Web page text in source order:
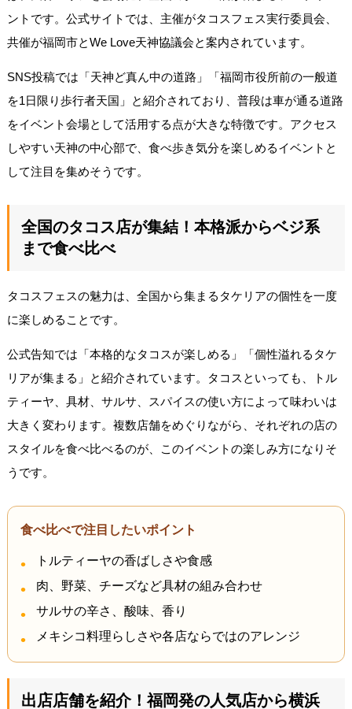
ントです。公式サイトでは、主催がタコスフェス実行委員会、
共催が福岡市とWe Love天神協議会と案内されています。
SNS投稿では「天神ど真ん中の道路」「福岡市役所前の一般道
を1日限り歩行者天国」と紹介されており、普段は車が通る道路
をイベント会場として活用する点が大きな特徴です。アクセス
しやすい天神の中心部で、食べ歩き気分を楽しめるイベントと
して注目を集めそうです。
全国のタコス店が集結！本格派からベジ系
まで食べ比べ
タコスフェスの魅力は、全国から集まるタケリアの個性を一度
に楽しめることです。
公式告知では「本格的なタコスが楽しめる」「個性溢れるタケ
リアが集まる」と紹介されています。タコスといっても、トル
ティーヤ、具材、サルサ、スパイスの使い方によって味わいは
大きく変わります。複数店舗をめぐりながら、それぞれの店の
スタイルを食べ比べるのが、このイベントの楽しみ方になりそ
うです。
食べ比べで注目したいポイント
トルティーヤの香ばしさや食感
肉、野菜、チーズなど具材の組み合わせ
サルサの辛さ、酸味、香り
メキシコ料理らしさや各店ならではのアレンジ
出店店舗を紹介！福岡発の人気店から横浜